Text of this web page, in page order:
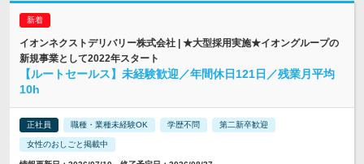
イオンネクストデリバリー株式会社 | ★大型採用実施★イオングループの
新規事業として2022年スタート
【ルートセールス】未経験歓迎／年間休日121日／残業月平均
10h
正社員 職種・業種未経験OK 学歴不問 第二新卒歓迎
女性のおしごと掲載中